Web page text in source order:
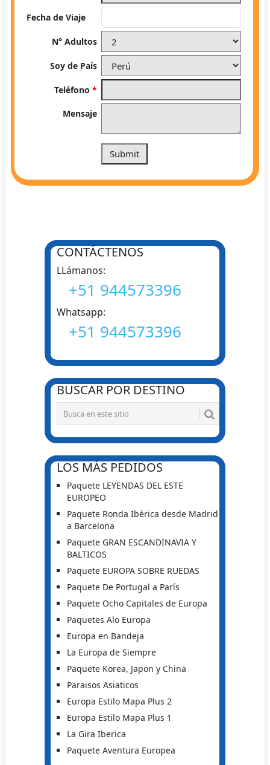
Fecha de Viaje
N° Adultos
Soy de País
Teléfono*
Mensaje
CONTÁCTENOS
LLámanos:
+51 944573396
Whatsapp:
+51 944573396
BUSCAR POR DESTINO
LOS MÁS PEDIDOS
Paquete LEYENDAS DEL ESTE
EUROPEO
Paquete Ronda Ibérica desde Madrid
a Barcelona
Paquete GRAN ESCANDINAVIA Y
BALTICOS
Paquete EUROPA SOBRE RUEDAS
Paquete De Portugal a París
Paquete Ocho Capitales de Europa
Paquetes Alo Europa
Europa en Bandeja
La Europa de Siempre
Paquete Korea, Japon y China
Paraisos Asiaticos
Europa Estilo Mapa Plus 2
Europa Estilo Mapa Plus 1
La Gira Iberica
Paquete Aventura Europea